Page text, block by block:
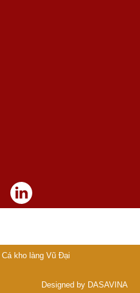
Cá kho làng Vũ Đại
Designed by DASAVINA